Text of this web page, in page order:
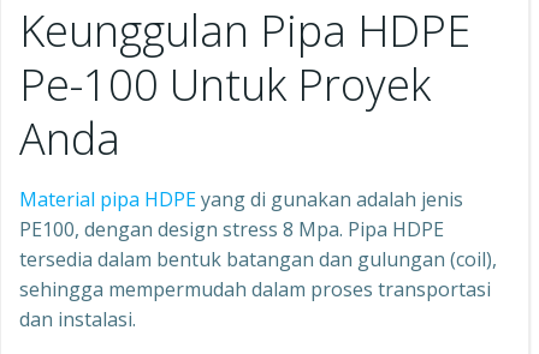
Keunggulan Pipa HDPE
Pe-100 Untuk Proyek
Anda
Material pipa HDPEyang di gunakan adalah jenis
PE100, dengan design stress 8 Mpa. Pipa HDPE
tersedia dalam bentuk batangan dan gulungan (coil),
sehingga mempermudah dalam proses transportasi
dan instalasi.